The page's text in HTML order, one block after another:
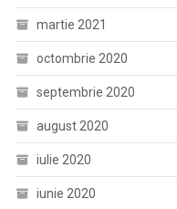
martie 2021
octombrie 2020
septembrie 2020
august 2020
iulie 2020
iunie 2020